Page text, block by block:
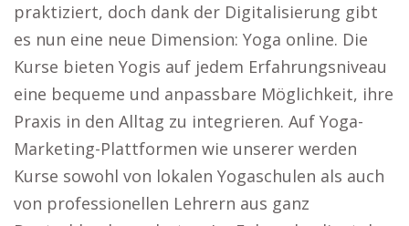
praktiziert, doch dank der Digitalisierung gibt
es nun eine neue Dimension: Yoga online. Die
Kurse bieten Yogis auf jedem Erfahrungsniveau
eine bequeme und anpassbare Möglichkeit, ihre
Praxis in den Alltag zu integrieren. Auf Yoga-
Marketing-Plattformen wie unserer werden
Kurse sowohl von lokalen Yogaschulen als auch
von professionellen Lehrern aus ganz